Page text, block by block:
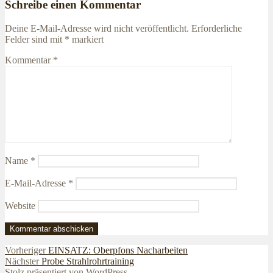
Schreibe einen Kommentar
Deine E-Mail-Adresse wird nicht veröffentlicht. Erforderliche
Felder sind mit * markiert
Kommentar *
Name *
E-Mail-Adresse *
Website
Beitragsnavigation
Vorheriger Vorheriger
Beitrag:
EINSATZ: Oberpfons Nacharbeiten
Nächster Nächster
Probe Strahlrohrtraining